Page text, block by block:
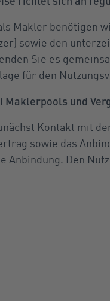
Makler benötigen
sowie den
Sie es
für den
Maklerpools und
Kontakt mit
sowie das
Anbindung. Den